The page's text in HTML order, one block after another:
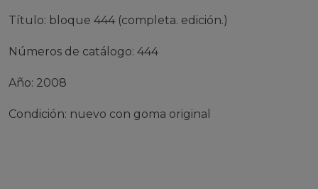
Título: bloque 444 (completa. edición.)
Números de catálogo: 444
Año: 2008
Condición: nuevo con goma original